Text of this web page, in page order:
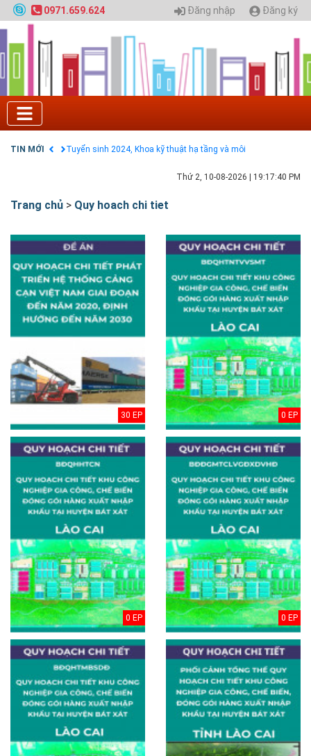
0971.659.624 Đăng nhập Đăng ký
TIN MỚI
Tuyển sinh 2025, Khoa kỹ thuật hạ tầng và môi
trường đô thị - Đại học Kiến trúc Hà Nội
Chính sách thanh toán
Điều khoản dịch vụ
Quy hoạch chung hệ thống đê điều thành phố Hà
GIAO LƯU TRỰC TUYẾN - TƯ VẤN TUYỂN SINH ĐẠI
SỐ 02
Thứ 2, 10-08-2026 19:17:41 PM
Trang chủ > Quy hoach chi tiet
30 EP 0 EP
0 EP 0 EP